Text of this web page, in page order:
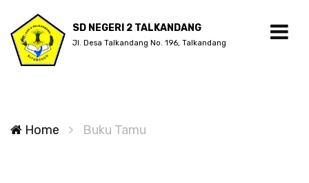
SD NEGERI 2 TALKANDANG
Jl. Desa Talkandang No. 196, Talkandang
Home Buku Tamu